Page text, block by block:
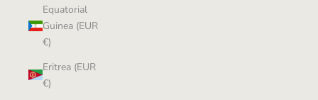
Equatorial
Guinea (EUR
€)
Eritrea (EUR
€)